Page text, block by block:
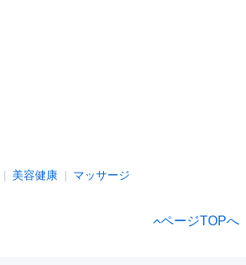
美容健康 マッサージ
ページTOPへ